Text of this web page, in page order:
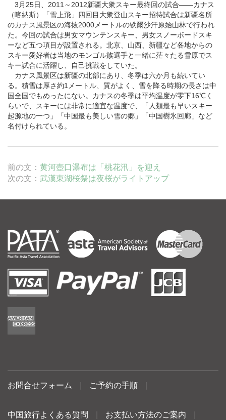
3月25日、2011～2012新疆大衆スキー最終回の試合――カナス
（喀納斯）「雪上飛」四回目大衆登山スキー招待試合は新疆名所
のカナス風景区の海抜2000メートルの铁爾沙汗原始山林で行われ
た。今回の試合は男女マウンテンスキー、男女スノーボードスキ
ーなど五つ項目が設置される。 北京 山西 、新疆など各地からの
スキー愛好者は当地のモンゴル族選手と一緒に茫々たる雪原でス
キー試合に活躍し、自己挑戦をしていた。
カナス風景区は新疆の北部にあり、冬季は六か月も続いてい
る。積雪は厚さ約1メートル、質がよく、雪を降る時期の長さは中
国全国でもめったにない。カナスの冬季は平均温度が零下16℃く
らいで、スキーには非常に適宜な温度で、「人類最も早いスキー
起源地の一つ」「中国最も美しい雪の郷」「中国樹氷回廊」など
名付けられている。
前の文： 黄河壺口瀑布は「桃花汛」を迎え
次の文： 武漢東湖桜祭は夜桜がライトアップ
お問合せフォーム ご予約の手順
中国旅行よくある質問 お支払い方法のご案内